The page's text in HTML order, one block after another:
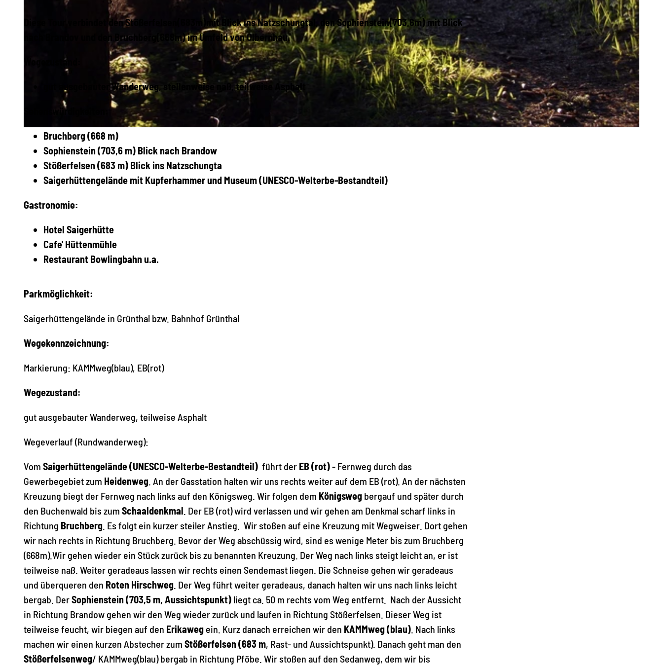
© Matthias Drechsel, Olbernhau - Mitten im Erzgebirge
Diese Tour verbindet den Stößerfelsen(683m)mit Blick ins Natzschungtal, den Sophienstein(703,6m) mit Blick
nach Brandov und den Bruchberg(668m) im Umfeld von Olbernhau.
Wegezustand:
gut ausgebauter Wanderweg, stellenweise naß, teilweise Asphalt
Sehenswürdigkeiten:
Bruchberg (668 m)
Sophienstein (703,6 m) Blick nach Brandow
Stößerfelsen (683 m) Blick ins Natzschungta
Saigerhüttengelände mit Kupferhammer und Museum (UNESCO-Welterbe-Bestandteil)
Gastronomie:
Hotel Saigerhütte
Cafe' Hüttenmühle
Restaurant Bowlingbahn u.a.
Parkmöglichkeit:
Saigerhüttengelände in Grünthal bzw. Bahnhof Grünthal
Wegekennzeichnung:
Markierung: KAMMweg(blau), EB(rot)
Wegezustand:
gut ausgebauter Wanderweg, teilweise Asphalt
Wegeverlauf (Rundwanderweg):
Vom Saigerhüttengelände (UNESCO-Welterbe-Bestandteil) führt der EB (rot)- Fernweg durch das
Gewerbegebiet zum Heidenweg . An der Gasstation halten wir uns rechts weiter auf dem EB (rot). An der nächsten
Kreuzung biegt der Fernweg nach links auf den Königsweg. Wir folgen dem Königsweg bergauf und später durch
den Buchenwald bis zum Schaaldenkmal . Der EB (rot) wird verlassen und wir gehen am Denkmal scharf links in
Richtung Bruchberg . Es folgt ein kurzer steiler Anstieg. Wir stoßen auf eine Kreuzung mit Wegweiser. Dort gehen
wir nach rechts in Richtung Bruchberg. Bevor der Weg abschüssig wird, sind es wenige Meter bis zum Bruchberg
(668m).Wir gehen wieder ein Stück zurück bis zu benannten Kreuzung. Der Weg nach links steigt leicht an, er ist
teilweise naß. Weiter geradeaus lassen wir rechts einen Sendemast liegen. Die Schneise gehen wir geradeaus
und überqueren den Roten Hirschweg . Der Weg führt weiter geradeaus, danach halten wir uns nach links leicht
bergab. DerSophienstein (703,5 m, Aussichtspunkt) liegt ca. 50 m rechts vom Weg entfernt. Nach der Aussicht
in Richtung Brandow gehen wir den Weg wieder zurück und laufen in Richtung Stößerfelsen. Dieser Weg ist
teilweise feucht, wir biegen auf den Erikaweg ein. Kurz danach erreichen wir den KAMMweg (blau) . Nach links
machen wir einen kurzen Abstecher zum Stößerfelsen (683 m, Rast- und Aussichtspunkt). Danach geht man den
Stößerfelsenweg/ KAMMweg(blau) bergab in Richtung Pföbe. Wir stoßen auf den Sedanweg, dem wir bis